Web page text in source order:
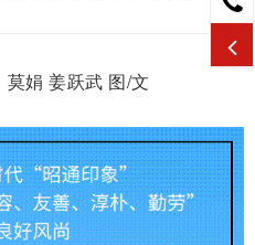
莫娟 姜跃武 图/文